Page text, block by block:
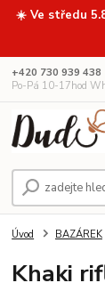
☀️ Ve středu
+420 730 939 438
Po-Pá 10-17hod
Úvod BAZÁREK
Khaki